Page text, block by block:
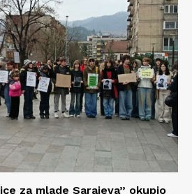
za mlade Sarajeva” okupio